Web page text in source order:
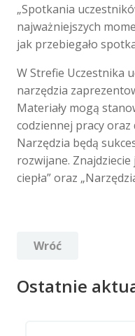
„Spotkania
najważniejszych
jak przebiegało
W Strefie Uczestnika
narzędzia
Materiały mogą
codziennej pracy oraz
Narzędzia będą
rozwijane. Znajdziecie
ciepła” oraz
Wróć
Ostatnie